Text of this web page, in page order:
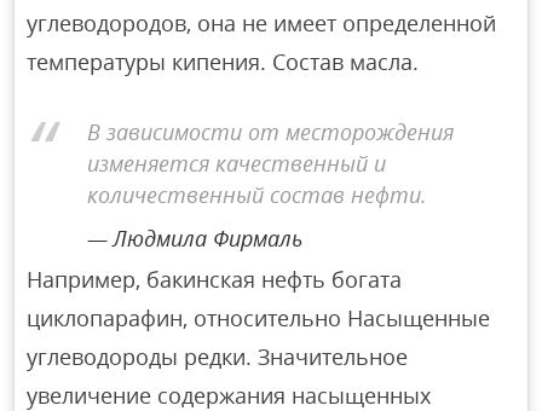
углеводородов, она не имеет определенной
температуры кипения. Состав масла.
В зависимости от месторождения
изменяется качественный и
количественный состав нефти.
Людмила Фирмаль
Например, бакинская нефть богата
циклопарафин, относительно Насыщенные
углеводороды редки. Значительное
увеличение содержания насыщенных